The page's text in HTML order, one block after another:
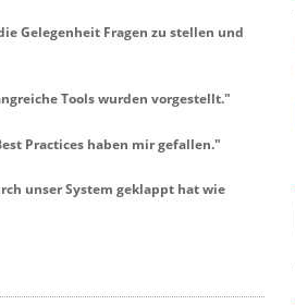
Gelegenheit Fragen zu stellen und
Tools wurden vorgestellt."
Practices haben mir gefallen."
unser System geklappt hat wie